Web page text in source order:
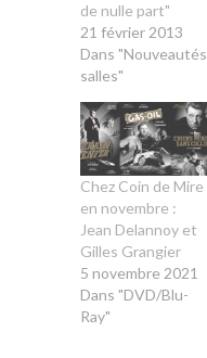
de nulle part"
21 février 2013
Dans "Nouveautés
salles"
Chez Coin de Mire
en novembre :
Jean Delannoy et
Gilles Grangier
5 novembre 2021
Dans "DVD/Blu-
Ray"